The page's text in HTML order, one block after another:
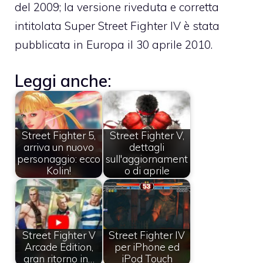
del 2009; la versione riveduta e corretta
intitolata Super Street Fighter IV è stata
pubblicata in Europa il 30 aprile 2010.
Leggi anche:
Street Fighter 5,
arriva un nuovo
personaggio: ecco
Kolin!
Street Fighter V,
dettagli
sull'aggiornament
o di aprile
Street Fighter V
Arcade Edition,
gran ritorno in…
Street Fighter IV
per iPhone ed
iPod Touch